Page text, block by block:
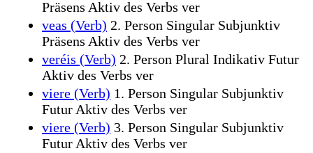
Präsens Aktiv des Verbs ver
veas (Verb) 2. Person Singular Subjunktiv
Präsens Aktiv des Verbs ver
veréis (Verb) 2. Person Plural Indikativ Futur
Aktiv des Verbs ver
viere (Verb) 1. Person Singular Subjunktiv
Futur Aktiv des Verbs ver
viere (Verb) 3. Person Singular Subjunktiv
Futur Aktiv des Verbs ver